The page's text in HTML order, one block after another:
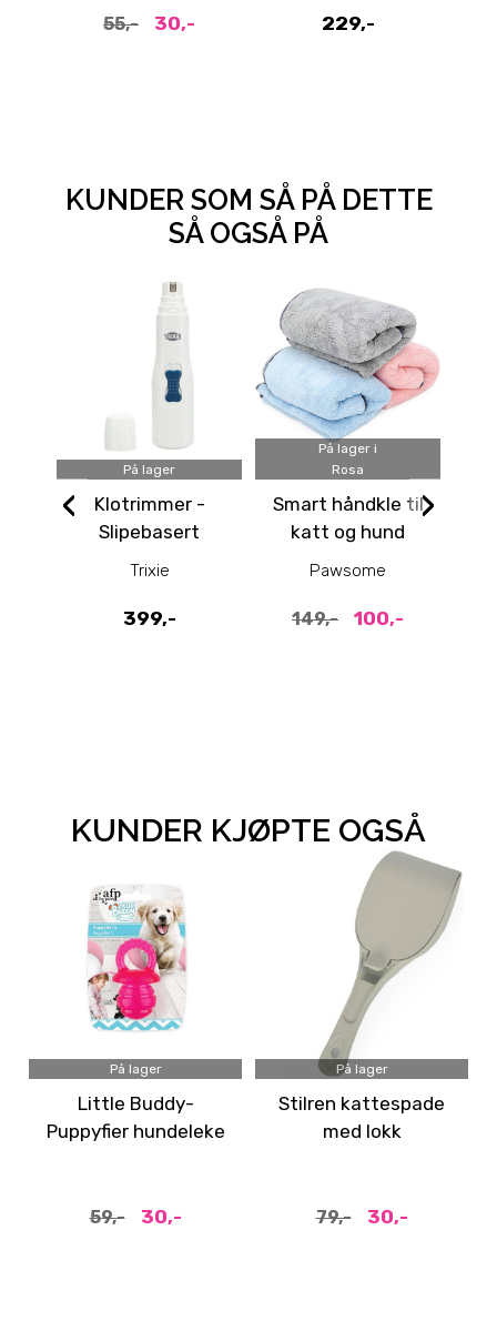
55,- 30,- 229,-
KUNDER SOM SÅ PÅ DETTE
SÅ OGSÅ PÅ
På lager
Klotrimmer -
Slipebasert
kloklipper for
Trixie
399,-
På lager i
Rosa
Smart håndkle til
katt og hund
Pawsome
149,- 100,-
‹ ›
KUNDER KJØPTE OGSÅ
På lager
Little Buddy-
Puppyfier hundeleke
59,- 30,-
På lager
Stilren kattespade
med lokk
79,- 30,-